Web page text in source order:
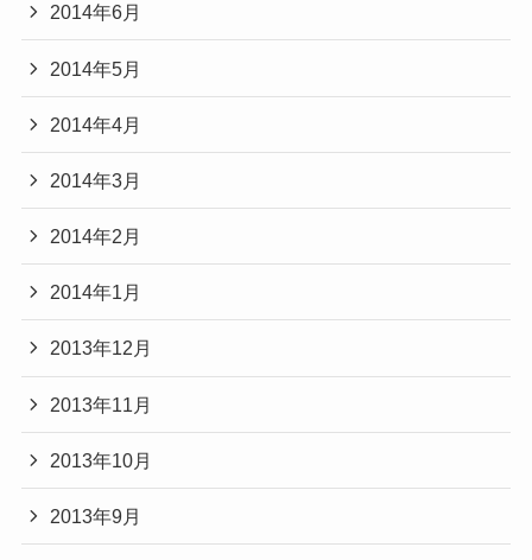
2014年6月
2014年5月
2014年4月
2014年3月
2014年2月
2014年1月
2013年12月
2013年11月
2013年10月
2013年9月